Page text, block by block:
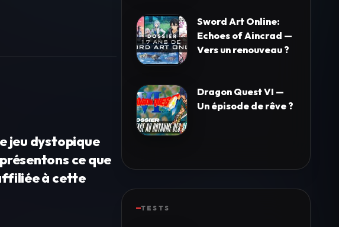
jeu dystopique
ce que
à cette
Sword Art Online:
Echoes of Aincrad —
Vers un renouveau ?
Dragon Quest VI —
Un épisode de rêve ?
TESTS